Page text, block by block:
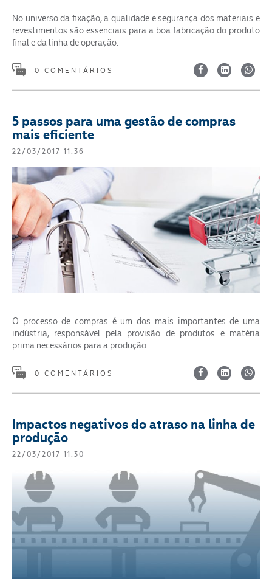
No universo da fixação, a qualidade e segurança dos materiais e
revestimentos são essenciais para a boa fabricação do produto
final e da linha de operação.
0 COMENTÁRIOS
5 passos para uma gestão de compras
mais eficiente
22/03/2017 11:36
O processo de compras é um dos mais importantes de uma
indústria, responsável pela provisão de produtos e matéria
prima necessários para a produção.
0 COMENTÁRIOS
Impactos negativos do atraso na linha de
produção
22/03/2017 11:30